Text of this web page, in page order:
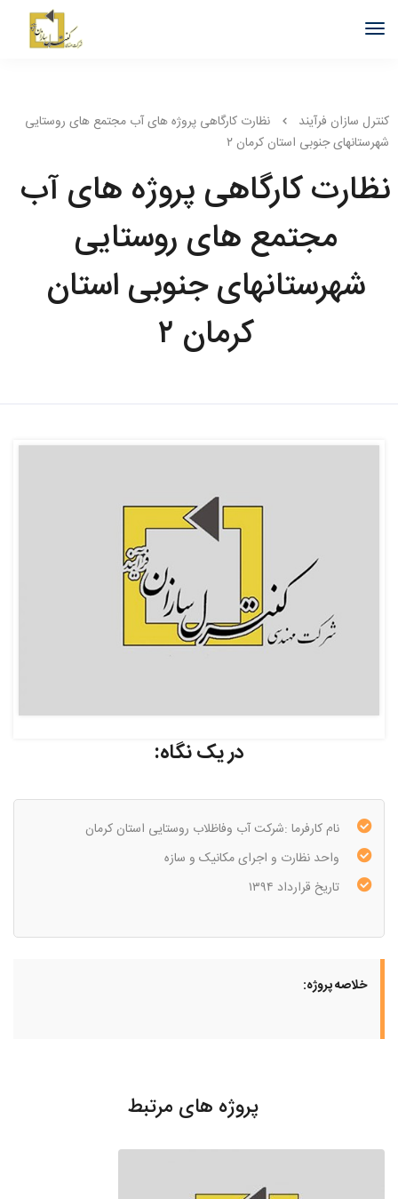
کنترل سازان فرآیند
نظارت کارگاهی پروژه های آب مجتمع های روستایی
شهرستانهای جنوبی استان کرمان ۲
نظارت کارگاهی پروژه های آب
مجتمع های روستایی
شهرستانهای جنوبی استان
کرمان ۲
در یک نگاه:
نام کارفرما :شرکت آب وفاظلاب روستایی استان کرمان
واحد نظارت و اجرای مکانیک و سازه
تاریخ قرارداد ۱۳۹۴
خلاصه پروژه:
پروژه های مرتبط